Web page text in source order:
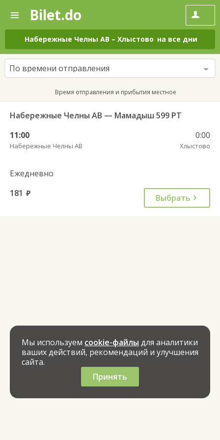
—
Поиск
и
покупка
билетов
на
автобус
онлайн
Bilet.do
Набережные Челны АВ – Хлыстово на все дни
По времени отправления
Время отправления и прибытия местное
Набережные Челны АВ — Мамадыш 599 РТ
11:00
Набережные Челны АВ
0:00
Хлыстово
Ежедневно
181 руб. Выбрать
Мы используем cookie-файлы для аналитики
ваших действий, рекомендаций и улучшения
сайта.
Принять